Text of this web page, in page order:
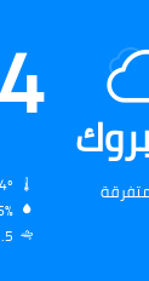
1.5